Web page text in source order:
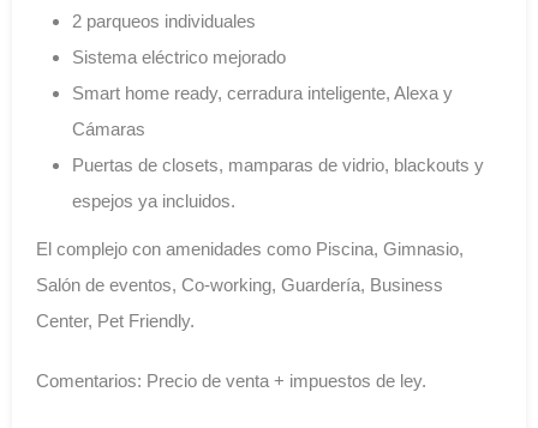
2 parqueos individuales
Sistema eléctrico mejorado
Smart home ready, cerradura inteligente, Alexa y
Cámaras
Puertas de closets, mamparas de vidrio, blackouts y
espejos ya incluidos.
El complejo con amenidades como Piscina, Gimnasio,
Salón de eventos, Co-working, Guardería, Business
Center, Pet Friendly.
Comentarios: Precio de venta + impuestos de ley.